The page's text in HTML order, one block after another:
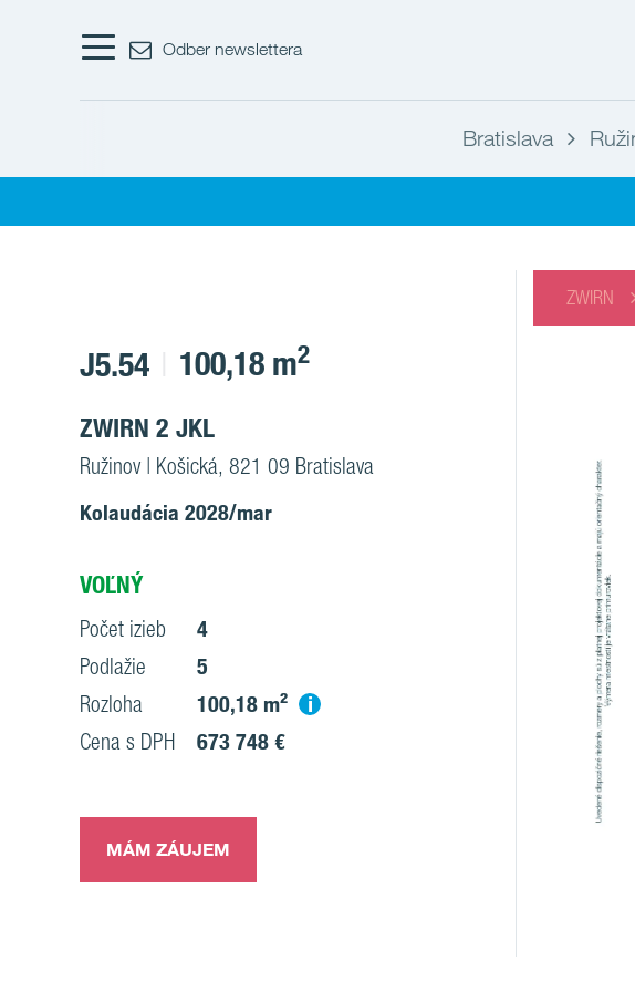
Odber newslettera
Bratislava
ZWIRN
J5.54 100,18 m2
ZWIRN 2 JKL
Ružinov | Košická, 821 09 Bratislava
Kolaudácia 2028/mar
VOĽNÝ
Počet izieb
4
Podlažie
5
Rozloha
100,18 m² i
Cena s DPH 673 748 €
MÁM ZÁUJEM